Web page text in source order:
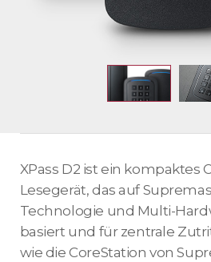
XPass D2 ist ein kompaktes
Lesegerät, das auf
Technologie und Multi-
basiert und für zentrale
wie die CoreStation von